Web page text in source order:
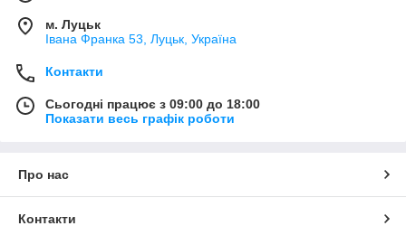
м. Луцьк
Івана Франка 53, Луцьк, Україна
Контакти
Сьогодні працює з 09:00 до 18:00
Показати весь графік роботи
Про нас
Контакти